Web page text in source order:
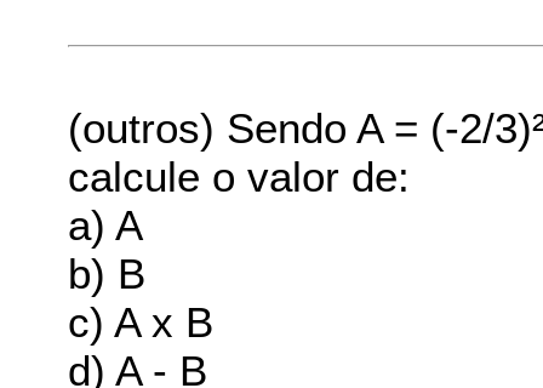
(outros) Sendo A = (-2/
calcule o valor de:
a) A
b) B
c) A x B
d) A - B